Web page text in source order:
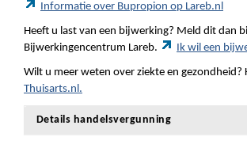
Informatie over Bupropion op Lareb.nl
Heeft u last van een bijwerking? Meld dit dan
Bijwerkingencentrum Lareb.
Ik wil een
Wilt u meer weten over ziekte en gezondheid?
Thuisarts.nl.
Details handelsvergunning